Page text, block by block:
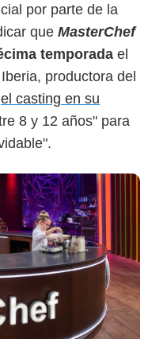
por parte de la
que MasterChef
temporada el
productora del
el casting en su
8 y 12 años" para